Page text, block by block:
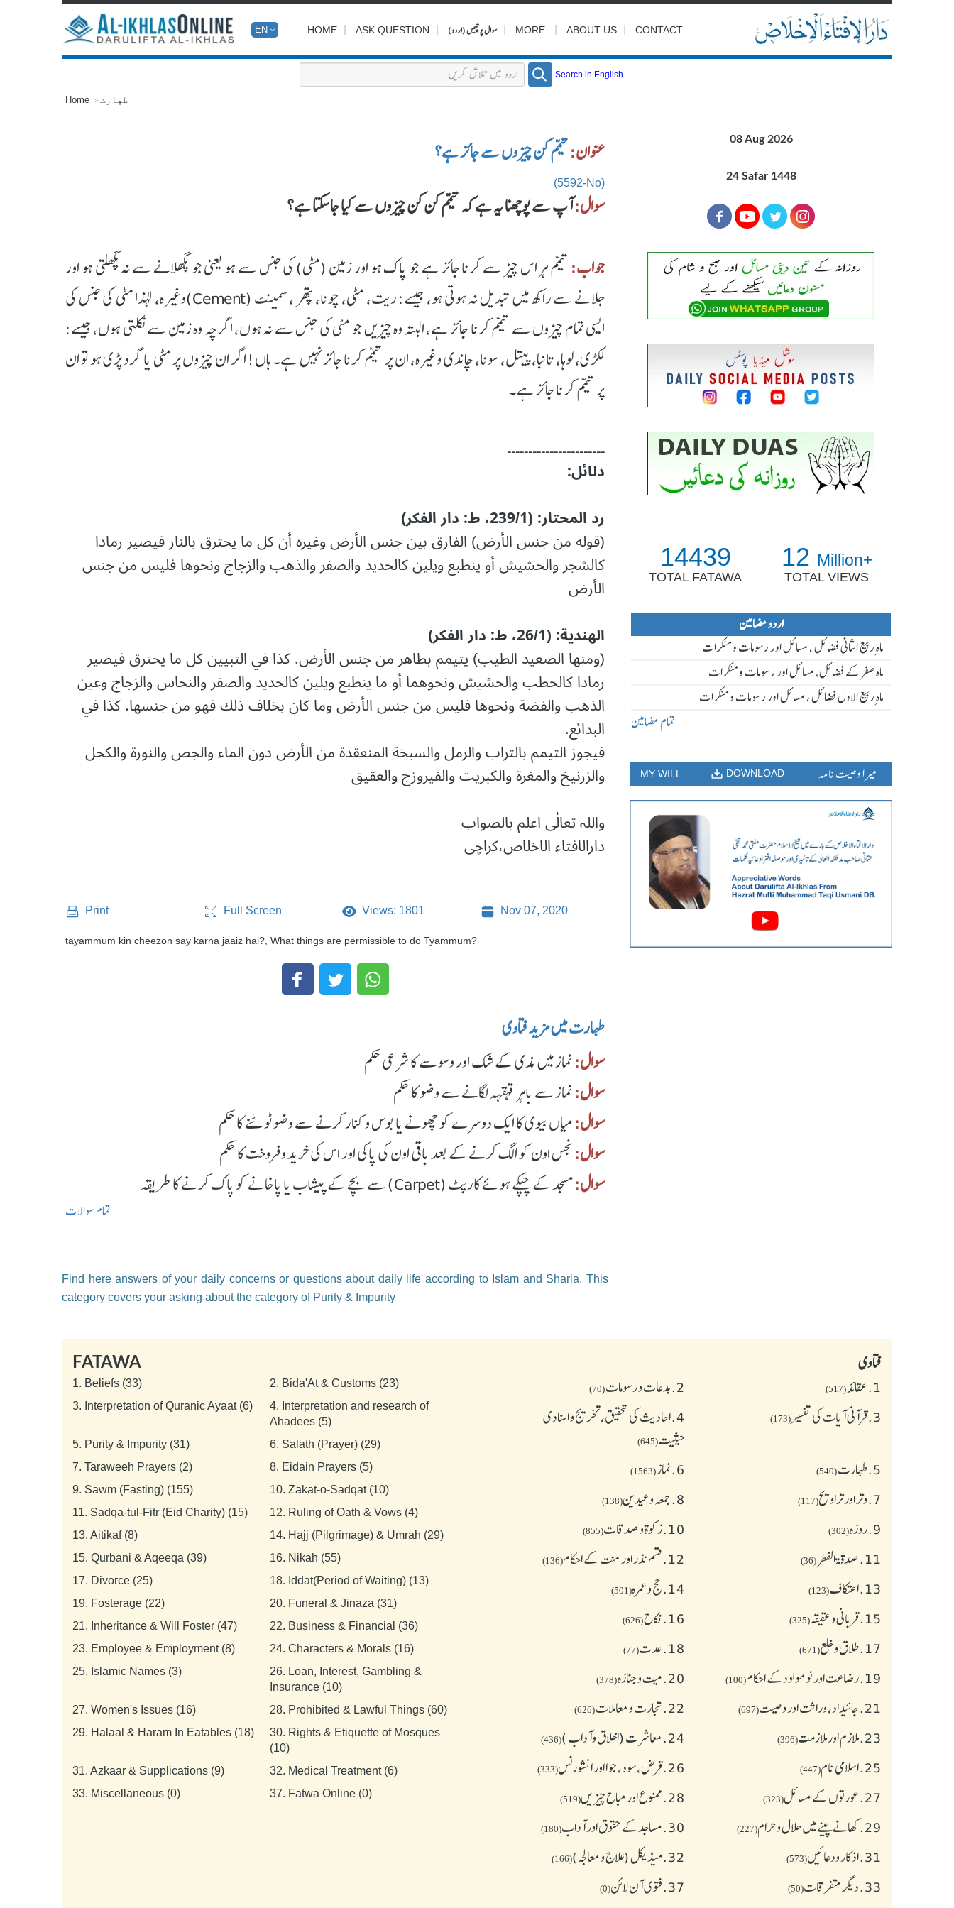
EN HOME ASK QUESTION سوال پوچھیں (اردو) MORE ABOUT US CONTACT
Search in English
Home طهارت
عنوان: تیمم کن چیزوں سے جائز ہے؟
(5592-No)
سوال:آپ سے پوچھنا یہ ہے کہ تیمم کن کن چیزوں سے کیا جاسکتا ہے؟
جواب: تیمم ہر اس چیز سے کرنا جائز ہے جو پاک ہو اور زمین (مٹی) کی جنس سے ہو یعنی جو پگھلانے سے نہ پگھلتی ہو اور
جلانے سے راکھ میں تبدیل نہ ہوتی ہو، جیسے: ریت، مٹی، چونا، پتھر ، سمینٹ (Cement)وغیرہ، لہذا مٹی کی جنس کی
ایسی تمام چیزوں سے تیمم کرنا جائز ہے، البتہ وہ چیزیں جو مٹی کی جنس سے نہ ہوں، اگرچہ وہ زمین سے نکلتی ہوں، جیسے:
لکڑی، لوہا، تانبا، پیتل، سونا، چاندی وغیرہ، ان پر تیمم کرنا جائز نہیں ہے۔ ہاں! اگر ان چیزوں پر مٹی یا گرد پڑی ہو تو ان
پر تیمم کرنا جائز ہے۔
۔۔۔۔۔۔۔۔۔۔۔۔۔۔۔۔۔۔۔۔۔۔۔
دلائل:
رد المحتار: (239/1، ط: دار الفکر)
(قوله من جنس الأرض) الفارق بين جنس الأرض وغيره أن كل ما يحترق بالنار فيصير رمادا
كالشجر والحشيش أو ينطبع ويلين كالحديد والصفر والذهب والزجاج ونحوها فليس من جنس
الأرض
الھندیة: (26/1، ط: دار الفکر)
(ومنها الصعيد الطيب) يتيمم بطاهر من جنس الأرض. كذا في التبيين كل ما يحترق فيصير
رمادا كالحطب والحشيش ونحوهما أو ما ينطبع ويلين كالحديد والصفر والنحاس والزجاج وعين
الذهب والفضة ونحوها فليس من جنس الأرض وما كان بخلاف ذلك فهو من جنسها. كذا في
البدائع.
فيجوز التيمم بالتراب والرمل والسبخة المنعقدة من الأرض دون الماء والجص والنورة والكحل
والزرنيخ والمغرة والكبريت والفيروزج والعقيق
واللہ تعالٰی اعلم بالصواب
دارالافتاء الاخلاص،کراچی
Print Full Screen Views: 1801 Nov 07, 2020
tayammum kin cheezon say karna jaaiz hai?, What things are permissible to do Tyammum?
طهارت میں مزید فتاوی
سوال:نماز میں مذی کے شک اور وسوسے کا شرعی حکم
سوال:نماز سے باہر قہقہہ لگانے سے وضو کا حکم
سوال:میاں بیوی کا ایک دوسرے کو چھونے یا بوس و کنار کرنے سے وضو ٹوٹنے کا حکم
سوال:نجس اون کو الگ کرنے کے بعد باقی اون کی پاکی اور اس کی خرید و فروخت کا حکم
سوال:مسجد کے چپکے ہوئے کارپٹ (Carpet) سے بچے کے پیشاب یا پاخانے کو پاک کرنے کا طریقہ
تمام سوالات
Find here answers of your daily concerns or questions about daily life according to Islam and Sharia. This
category covers your asking about the category of Purity & Impurity
08 Aug 2026
24 Safar 1448
14439
TOTAL FATAWA
12 Million+
TOTAL VIEWS
اردو مضامین
ماہ ِربیع الثانی فضائل ، مسائل اور رسومات و منکرات
ماہ صفر کے فضائل، مسائل اور رسومات و منکرات
ماہ ِربیع الاول فضائل ، مسائل اور رسومات و منکرات
تمام مضامین
MY WILL DOWNLOAD میرا وصیت نامہ
فتاوی
1. عقائد(517)
2. بدعات و رسومات(70)
3. قرآنی آیات کی تفسیر(173)
4. احادیث کی تحقیق، تخریج و اسنادی
حیثیت(645)
5. طهارت(540)
6. نماز(1563)
7. وتر اور تراویح(117)
8. جمعہ وعیدین(138)
9. روزہ(302)
10. زکوة و صدقات(855)
11. صدقۃ الفطر (36)
12. قسم نذر اور منت کے احکام(136)
13. اعتکاف(123)
14. حج و عمرہ(501)
15. قربانی و عقیقہ(325)
16. نکاح(626)
17. طلاق و خلع(671)
18. عدت(77)
19. رضاعت اور نومولود کے احکام(100)
20. میت و جنازہ(378)
21. جائیداد، وراثت اور وصیت(697)
22. تجارت و معاملات(626)
23. ملازم اور ملازمت(396)
24. معاشرت (اخلاق وآداب )(436)
25. اسلامی نام(447)
26. قرض،سود، جوا اور انشورنس(333)
27. عورتوں کے مسائل(323)
28. ممنوع اور مباح چیز یں(519)
29. کھانے پینے میں حلال و حرام(227)
30. مساجد کے حقوق اور آداب(180)
31. اذکار ودعائیں(573)
32. میڈیکل (علاج و معالجہ)(166)
33. دیگر متفرقات(50)
37. فتوی آن لائن(0)
FATAWA
1. Beliefs (33) 2. Bida'At & Customs (23)
3. Interpretation of Quranic Ayaat (6) 4. Interpretation and research of
Ahadees (5)
5. Purity & Impurity (31) 6. Salath (Prayer) (29)
7. Taraweeh Prayers (2) 8. Eidain Prayers (5)
9. Sawm (Fasting) (155) 10. Zakat-o-Sadqat (10)
11. Sadqa-tul-Fitr (Eid Charity) (15) 12. Ruling of Oath & Vows (4)
13. Aitikaf (8) 14. Hajj (Pilgrimage) & Umrah (29)
15. Qurbani & Aqeeqa (39) 16. Nikah (55)
17. Divorce (25) 18. Iddat(Period of Waiting) (13)
19. Fosterage (22) 20. Funeral & Jinaza (31)
21. Inheritance & Will Foster (47) 22. Business & Financial (36)
23. Employee & Employment (8) 24. Characters & Morals (16)
25. Islamic Names (3) 26. Loan, Interest, Gambling &
Insurance (10)
27. Women's Issues (16) 28. Prohibited & Lawful Things (60)
29. Halaal & Haram In Eatables (18) 30. Rights & Etiquette of Mosques
(10)
31. Azkaar & Supplications (9) 32. Medical Treatment (6)
33. Miscellaneous (0) 37. Fatwa Online (0)